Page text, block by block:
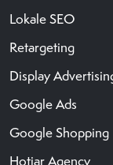
Lokale SEO
Retargeting
Display
Google Ads
Google Shopping
Hotjar Agency